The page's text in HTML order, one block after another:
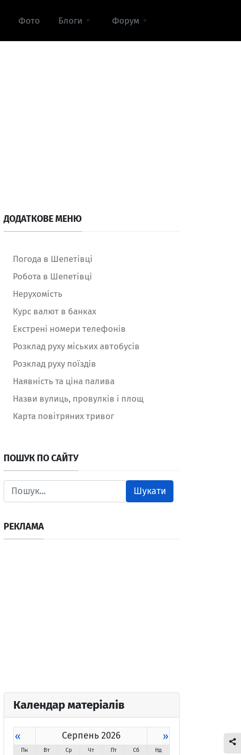
Фото Блоги Форум
ДОДАТКОВЕ МЕНЮ
Погода в Шепетівці
Робота в Шепетівці
Нерухомість
Курс валют в банках
Екстрені номери телефонів
Розклад руху міських автобусів
Розклад руху поїздів
Наявність та ціна палива
Назви вулиць, провулків і площ
Карта повітряних тривог
ПОШУК ПО САЙТУ
Шукати
РЕКЛАМА
Календар матеріалів
« Серпень 2026 »
Пн Вт Ср Чт Пт Сб Нд